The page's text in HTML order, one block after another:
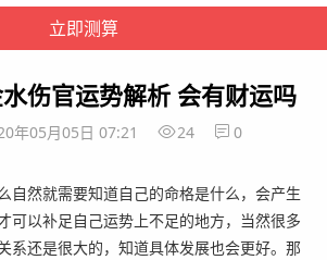
伤官运势解析 会有财运吗
年05月05日 07:21 24 0
自然就需要知道自己的命格是什么，会产生
可以补足自己运势上不足的地方，当然很多
系还是很大的，知道具体发展也会更好。那